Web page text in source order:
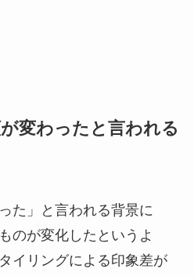
変わったと言われる
た」と言われる背景に
のが変化したというよ
イリングによる印象差が